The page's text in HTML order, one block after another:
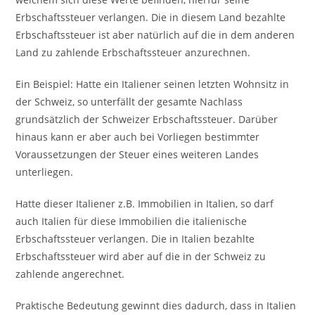
Erbschaftssteuer verlangen. Die in diesem Land bezahlte
Erbschaftssteuer ist aber natürlich auf die in dem anderen
Land zu zahlende Erbschaftssteuer anzurechnen.
Ein Beispiel: Hatte ein Italiener seinen letzten Wohnsitz in
der Schweiz, so unterfällt der gesamte Nachlass
grundsätzlich der Schweizer Erbschaftssteuer. Darüber
hinaus kann er aber auch bei Vorliegen bestimmter
Voraussetzungen der Steuer eines weiteren Landes
unterliegen.
Hatte dieser Italiener z.B. Immobilien in Italien, so darf
auch Italien für diese Immobilien die italienische
Erbschaftssteuer verlangen. Die in Italien bezahlte
Erbschaftssteuer wird aber auf die in der Schweiz zu
zahlende angerechnet.
Praktische Bedeutung gewinnt dies dadurch, dass in Italien